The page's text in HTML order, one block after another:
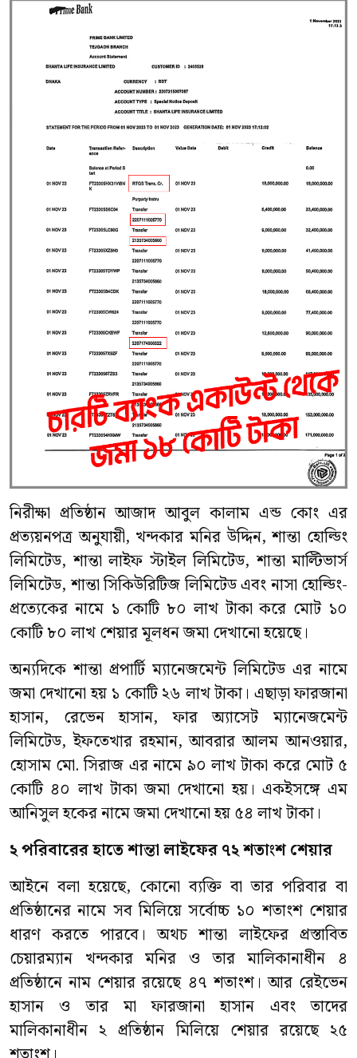
নিরীক্ষা প্রতিষ্ঠান আজাদ আবুল কালাম এন্ড কোং এর
প্রত্যয়নপত্র অনুযায়ী, খন্দকার মনির উদ্দিন, শান্তা হোল্ডিং
লিমিটেড, শান্তা লাইফ স্টাইল লিমিটেড, শান্তা মাল্টিভার্স
লিমিটেড, শান্তা সিকিউরিটিজ লিমিটেড এবং নাসা হোল্ডিং-
প্রত্যেকের নামে ১ কোটি ৮০ লাখ টাকা করে মোট ১০
কোটি ৮০ লাখ শেয়ার মূলধন জমা দেখানো হয়েছে।
অন্যদিকে শান্তা প্রপার্টি ম্যানেজমেন্ট লিমিটেড এর নামে
জমা দেখানো হয় ১ কোটি ২৬ লাখ টাকা। এছাড়া ফারজানা
হাসান, রেভেন হাসান, ফার অ্যাসেট ম্যানেজমেন্ট
লিমিটেড, ইফতেখার রহমান, আবরার আলম আনওয়ার,
হোসাম মো. সিরাজ এর নামে ৯০ লাখ টাকা করে মোট ৫
কোটি ৪০ লাখ টাকা জমা দেখানো হয়। একইসঙ্গে এম
আনিসুল হকের নামে জমা দেখানো হয় ৫৪ লাখ টাকা।
২পরিবারেরহাতেশান্তা লাইফের৭২শতাংশশেয়ার
আইনে বলা হয়েছে, কোনো ব্যক্তি বা তার পরিবার বা
প্রতিষ্ঠানের নামে সব মিলিয়ে সর্বোচ্চ ১০ শতাংশ শেয়ার
ধারণ করতে পারবে। অথচ শান্তা লাইফের প্রস্তাবিত
চেয়ারম্যান খন্দকার মনির ও তার মালিকানাধীন ৪
প্রতিষ্ঠানে নাম শেয়ার রয়েছে ৪৭ শতাংশ। আর রেইভেন
হাসান ও তার মা ফারজানা হাসান এবং তাদের
মালিকানাধীন ২ প্রতিষ্ঠান মিলিয়ে শেয়ার রয়েছে ২৫